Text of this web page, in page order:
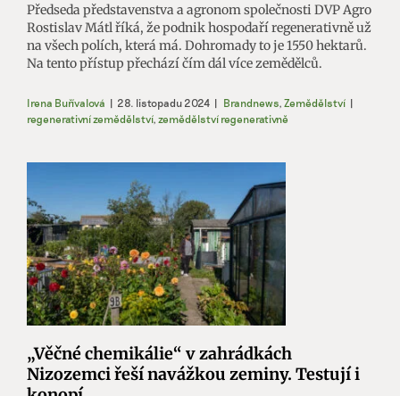
Předseda představenstva a agronom společnosti DVP Agro
Rostislav Mátl říká, že podnik hospodaří regenerativně už
na všech polích, která má. Dohromady to je 1550 hektarů.
Na tento přístup přechází čím dál více zemědělců.
Irena Buřívalová | 28. listopadu 2024 | Brandnews Zemědělství |
regenerativní zemědělství, zemědělství regenerativně
„Věčné chemikálie“ v zahrádkách
Nizozemci řeší navážkou zeminy. Testují i